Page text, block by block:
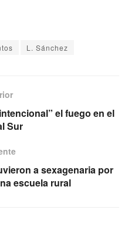
el L. Sánchez
el fuego en el
Sur
a sexagenaria por
escuela rural